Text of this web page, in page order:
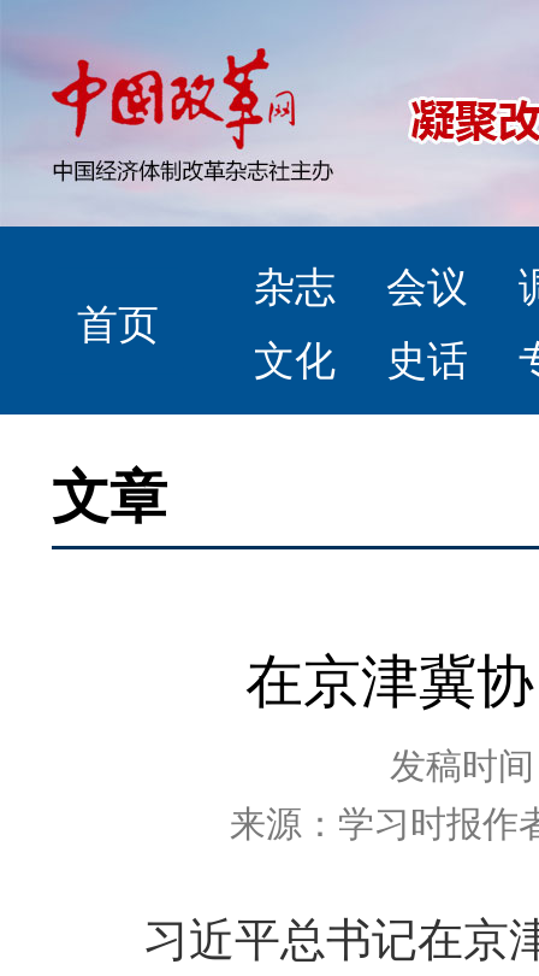
首页
杂志 会议
文化
史话
文章
在京津冀
发稿时
来源：学习时报作
习近平总书记在京